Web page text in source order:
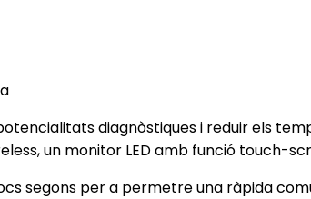
diagnòstiques i reduir els
un monitor LED amb funció touch-
segons per a permetre una ràpida